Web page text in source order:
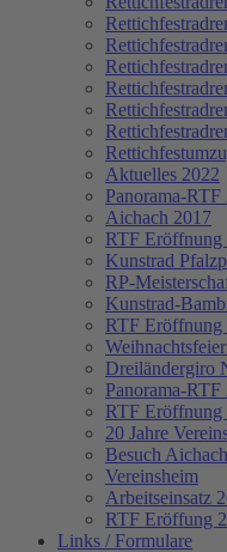
Aktuelles 2022
Panorama-RTF
Aichach 2017
RTF Eröffnung
Kunstrad
RP-
Kunstrad-
RTF Eröffnung
Dreiländergiro
Panorama-RTF
RTF Eröffnung
20 Jahre
Besuch
Vereinsheim
Arbeitseinsatz
RTF Eröffung
Links / Formulare